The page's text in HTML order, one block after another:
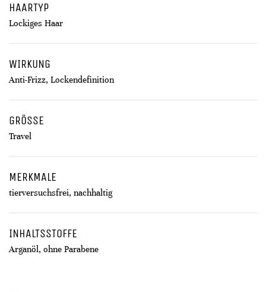
HAARTYP
Lockiges Haar
WIRKUNG
Anti-Frizz, Lockendefinition
GRÖSSE
Travel
MERKMALE
tierversuchsfrei, nachhaltig
INHALTSSTOFFE
Arganöl, ohne Parabene